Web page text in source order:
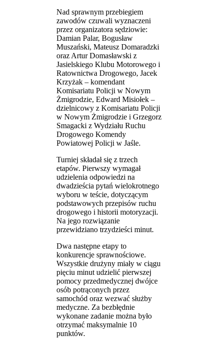
Nad sprawnym przebiegiem
zawodów czuwali wyznaczeni
przez organizatora sędziowie:
Damian Palar, Bogusław
Muszański, Mateusz Domaradzki
oraz Artur Domasławski z
Jasielskiego Klubu Motorowego i
Ratownictwa Drogowego, Jacek
Krzyżak – komendant
Komisariatu Policji w Nowym
Żmigrodzie, Edward Misiołek –
dzielnicowy z Komisariatu Policji
w Nowym Żmigrodzie i Grzegorz
Smagacki z Wydziału Ruchu
Drogowego Komendy
Powiatowej Policji w Jaśle.
Turniej składał się z trzech
etapów. Pierwszy wymagał
udzielenia odpowiedzi na
dwadzieścia pytań wielokrotnego
wyboru w teście, dotyczącym
podstawowych przepisów ruchu
drogowego i historii motoryzacji.
Na jego rozwiązanie
przewidziano trzydzieści minut.
Dwa następne etapy to
konkurencje sprawnościowe.
Wszystkie drużyny miały w ciągu
pięciu minut udzielić pierwszej
pomocy przedmedycznej dwójce
osób potrąconych przez
samochód oraz wezwać służby
medyczne. Za bezbłędnie
wykonane zadanie można było
otrzymać maksymalnie 10
punktów.